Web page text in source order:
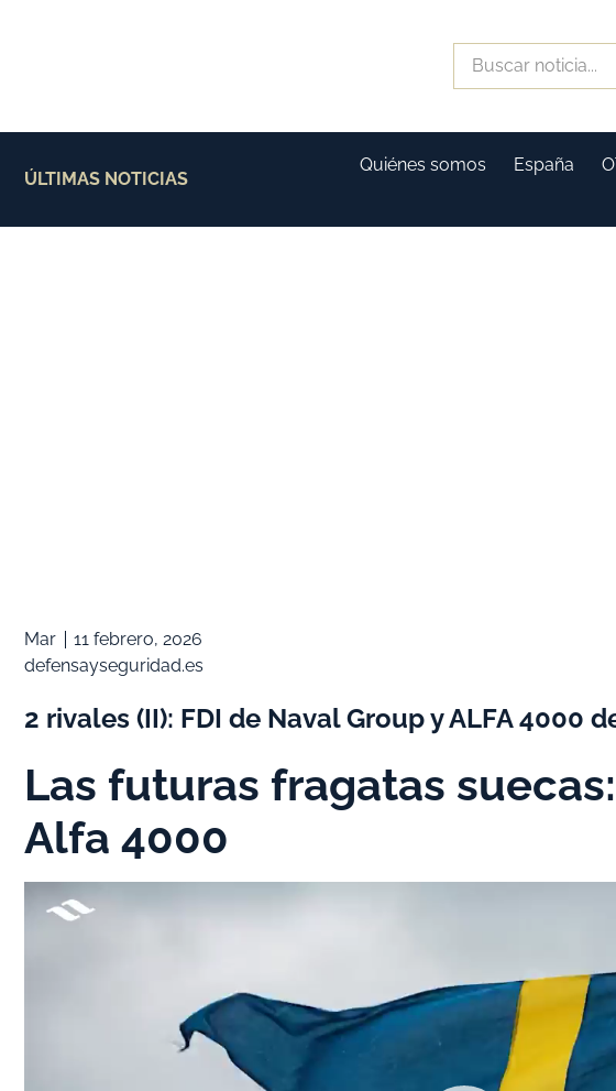
ÚLTIMAS NOTICIAS
Quiénes somos España
Mar
11 febrero, 2026
defensayseguridad.es
2 rivales (II): FDI de Naval Group y ALFA 4000
Las futuras fragatas
Alfa 4000
Reproductor